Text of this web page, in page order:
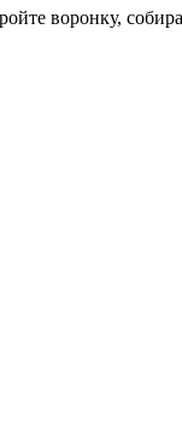
воронку,